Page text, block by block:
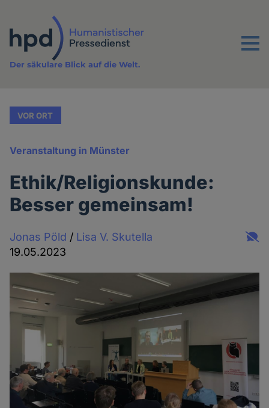
Inhalt
Menu
Der säkulare Blick auf die Welt.
VOR ORT
Veranstaltung in Münster
Ethik/Religionskunde:
Besser gemeinsam!
Jonas Pöld / Lisa V. Skutella
19.05.2023